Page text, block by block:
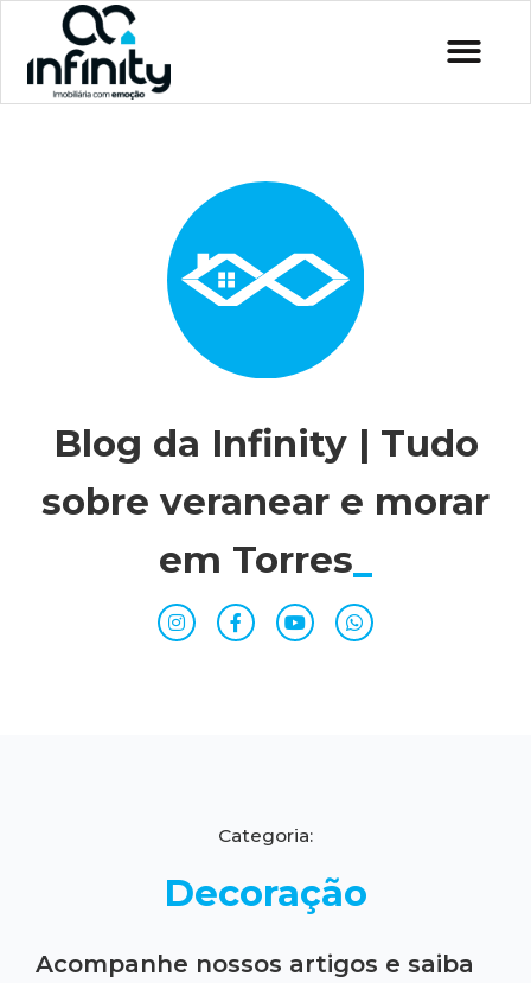
Blog da Infinity | Tudo
sobre veranear e morar
em Torres
Categoria:
Decoração
Acompanhe nossos artigos e saiba